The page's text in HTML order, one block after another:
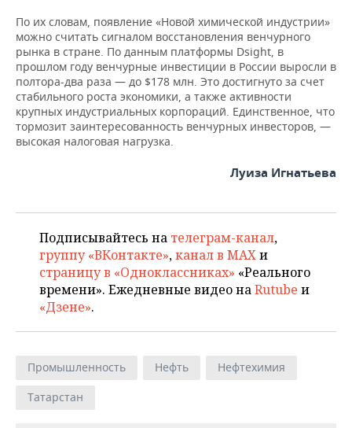
По их словам, появление «Новой химической индустрии»
можно считать сигналом восстановления венчурного
рынка в стране. По данным платформы Dsight, в
прошлом году венчурные инвестиции в России выросли в
полтора-два раза — до $178 млн. Это достигнуто за счет
стабильного роста экономики, а также активности
крупных индустриальных корпораций. Единственное, что
тормозит заинтересованность венчурных инвесторов, —
высокая налоговая нагрузка.
Луиза Игнатьева
Подписывайтесь на телеграм-канал,
группу «ВКонтакте»,канал в MAXи
страницу в «Одноклассниках» «Реального
времени». Ежедневные видео наRutube и
«Дзене».
Промышленность Нефть
Нефтехимия
Татарстан